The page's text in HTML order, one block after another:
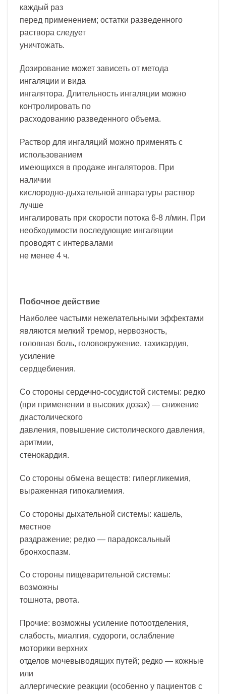
каждый раз
перед применением; остатки разведенного
раствора следует
уничтожать.
Дозирование может зависеть от метода
ингаляции и вида
ингалятора. Длительность ингаляции можно
контролировать по
расходованию разведенного объема.
Раствор для ингаляций можно применять с
использованием
имеющихся в продаже ингаляторов. При
наличии
кислородно-дыхательной аппаратуры раствор
лучше
ингалировать при скорости потока 6-8 л/мин. При
необходимости последующие ингаляции
проводят с интервалами
не менее 4 ч.
Побочное действие
Наиболее частыми нежелательными эффектами
являются мелкий тремор, нервозность,
головная боль, головокружение, тахикардия,
усиление
сердцебиения.
Со стороны сердечно-сосудистой системы: редко
(при применении в высоких дозах) — снижение
диастолического
давления, повышение систолического давления,
аритмии,
стенокардия.
Со стороны обмена веществ: гипергликемия,
выраженная гипокалиемия.
Cо стороны дыхательной системы: кашель,
местное
раздражение; редко — парадоксальный
бронхоспазм.
Со стороны пищеварительной системы:
возможны
тошнота, рвота.
Прочие: возможны усиление потоотделения,
слабость, миалгия, судороги, ослабление
моторики верхних
отделов мочевыводящих путей; редко — кожные
или
аллергические реакции (особенно у пациентов с